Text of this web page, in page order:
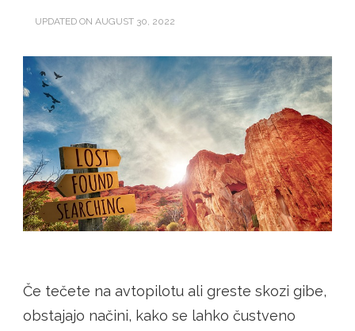
UPDATED ON AUGUST 30, 2022
Če tečete na avtopilotu ali greste skozi gibe,
obstajajo načini, kako se lahko čustveno